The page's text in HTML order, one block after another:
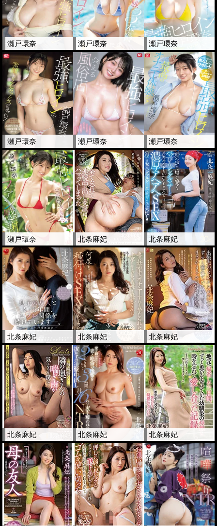
瀬戸環奈 瀬戸環奈 瀬戸環奈
瀬戸環奈 瀬戸環奈 瀬戸環奈
瀬戸環奈 北条麻妃 北条麻妃
北条麻妃 北条麻妃 北条麻妃
北条麻妃 北条麻妃 北条麻妃